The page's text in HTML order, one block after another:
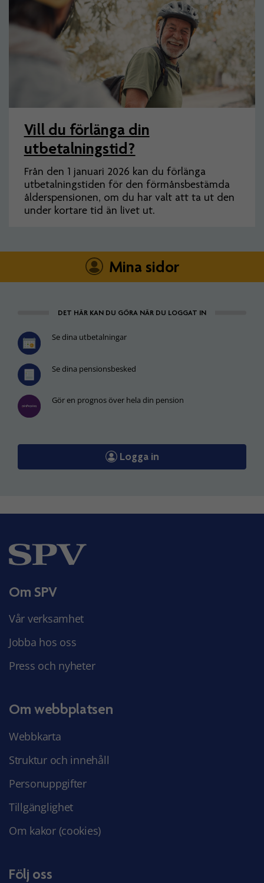
Vill du förlänga din
utbetalningstid?
Från den 1 januari 2026 kan du förlänga
utbetalningstiden för den förmånsbestämda
ålderspensionen, om du har valt att ta ut den
under kortare tid än livet ut.
Mina sidor
DET HÄR KAN DU GÖRA NÄR DU LOGGAT IN
Se dina utbetalningar
Se dina pensionsbesked
Gör en prognos över hela din pension
Logga in
Om SPV
Vår verksamhet
Jobba hos oss
Press och nyheter
Om webbplatsen
Webbkarta
Struktur och innehåll
Personuppgifter
Tillgänglighet
Om kakor (cookies)
Följ oss